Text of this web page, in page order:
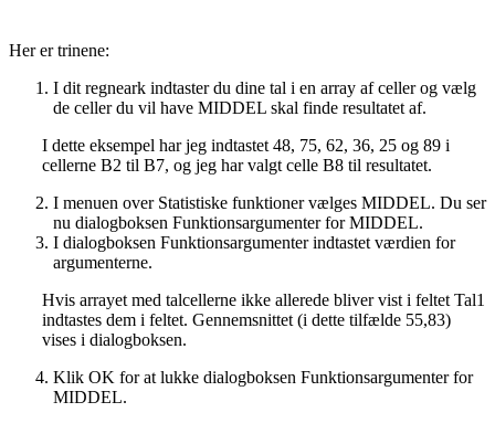
Her er trinene:
I dit regneark indtaster du dine tal i en array af celler og vælg
de celler du vil have MIDDEL skal finde resultatet af.
I dette eksempel har jeg indtastet 48, 75, 62, 36, 25 og 89 i
cellerne B2 til B7, og jeg har valgt celle B8 til resultatet.
I menuen over Statistiske funktioner vælges MIDDEL. Du ser
nu dialogboksen Funktionsargumenter for MIDDEL.
I dialogboksen Funktionsargumenter indtastet værdien for
argumenterne.
Hvis arrayet med talcellerne ikke allerede bliver vist i feltet Tal1
indtastes dem i feltet. Gennemsnittet (i dette tilfælde 55,83)
vises i dialogboksen.
Klik OK for at lukke dialogboksen Funktionsargumenter for
MIDDEL.